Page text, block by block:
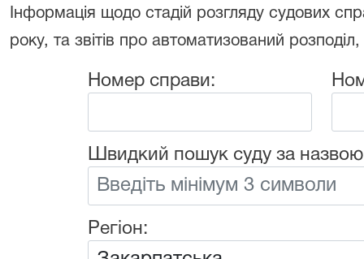
Інформація щодо стадій розгляду судових
року, та звітів про автоматизований
Номер справи:
Швидкий пошук суду за
Регіон: